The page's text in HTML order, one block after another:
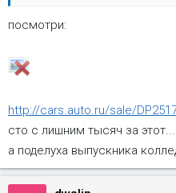
раза)....
а кто сказал про чёрный?
p.s. помнят они, не помнят...
чтобы давали.
p.p.s. а в нафигаторе это
посмотри:
http://cars.auto.ru/sale/
сто с лишним тысяч за
а поделуха выпускника